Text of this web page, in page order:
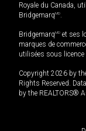
Royale du Canada,
BridgemarqMD.
BridgemarqMD et ses
marques de
utilisées sous
Copyright 2026 by
Rights Reserved.
by the REALTORS®